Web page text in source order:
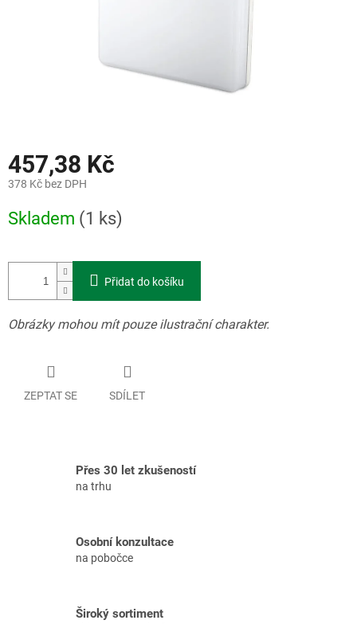
457,38 Kč
378 Kč bez DPH
cena:
Skladem (1 ks)
Přidat do košíku
Obrázky mohou mít pouze ilustrační charakter.
ZEPTAT SE SDÍLET
Přes 30 let zkušeností
na trhu
Osobní konzultace
na pobočce
Široký sortiment